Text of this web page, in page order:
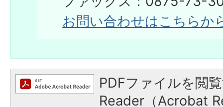
お問い合わせはこちらか
PDFファイルを閲
Reader（Acrobat